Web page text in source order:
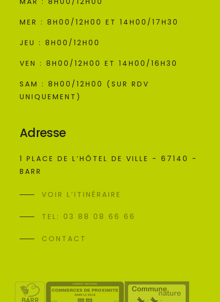
MER : 8H00/12H00 ET 14H00/17H30
JEU : 8H00/12H00
VEN : 8H00/12H00 ET 14H00/16H30
SAM : 8H00/12H00 (SUR RDV
UNIQUEMENT)
Adresse
1 PLACE DE L’HÔTEL DE VILLE - 67140 -
BARR
VOIR L’ITINÉRAIRE
TEL: 03 88 08 66 66
CONTACT